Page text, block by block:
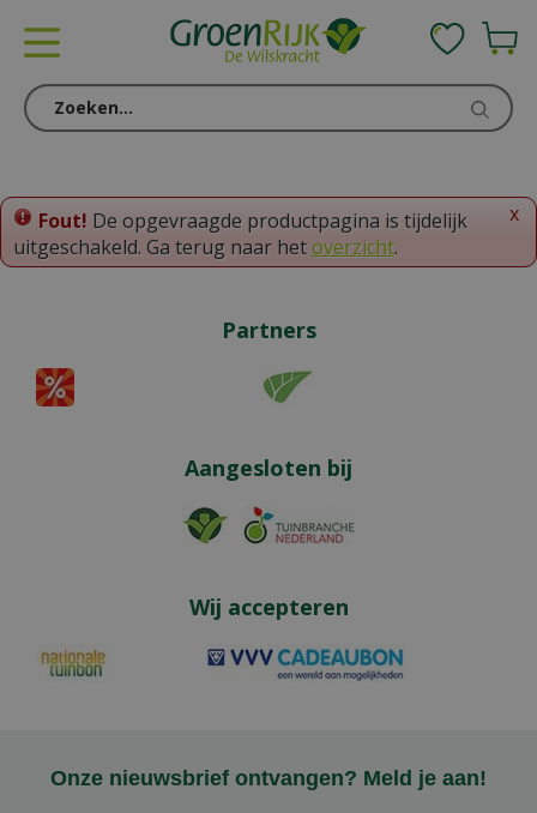
o
e
x
Fout! De opgevraagde productpagina is tijdelijk
uitgeschakeld. Ga terug naar hetoverzicht.
Partners
Aangesloten bij
Wij accepteren
Onze nieuwsbrief ontvangen? Meld je aan!